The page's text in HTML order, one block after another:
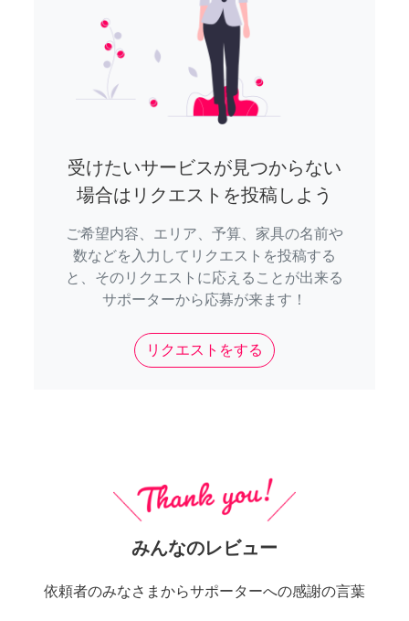
受けたいサービスが見つからない
場合はリクエストを投稿しよう
ご希望内容、エリア、予算、家具の名前や
数などを入力してリクエストを投稿する
と、そのリクエストに応えることが出来る
サポーターから応募が来ます！
リクエストをする
みんなのレビュー
依頼者のみなさまからサポーターへの感謝の言葉